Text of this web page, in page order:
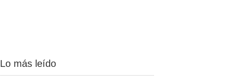
Lo más leído